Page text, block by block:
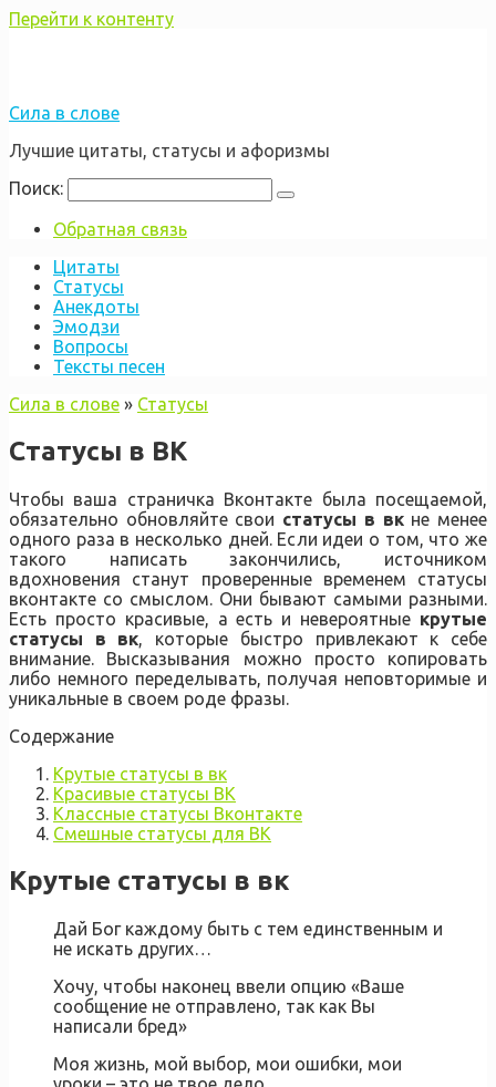
Перейти к контенту
Сила в слове
Лучшие цитаты, статусы и афоризмы
Поиск:
Обратная связь
Цитаты
Статусы
Анекдоты
Эмодзи
Вопросы
Тексты песен
Сила в слове » Статусы
Cтатусы в ВК
Чтобы ваша страничка Вконтакте была посещаемой,
обязательно обновляйте свои статусы в вкне менее
одного раза в несколько дней. Если идеи о том, что же
такого написать закончились, источником
вдохновения станут проверенные временем статусы
вконтакте со смыслом. Они бывают самыми разными.
Есть просто красивые, а есть и невероятные крутые
статусы в вк, которые быстро привлекают к себе
внимание. Высказывания можно просто копировать
либо немного переделывать, получая неповторимые и
уникальные в своем роде фразы.
Содержание
Крутые статусы в вк
Красивые статусы ВК
Классные статусы Вконтакте
Смешные статусы для ВК
Крутые статусы в вк
Дай Бог каждому быть с тем единственным и
не искать других…
Хочу, чтобы наконец ввели опцию «Ваше
сообщение не отправлено, так как Вы
написали бред»
Моя жизнь, мой выбор, мои ошибки, мои